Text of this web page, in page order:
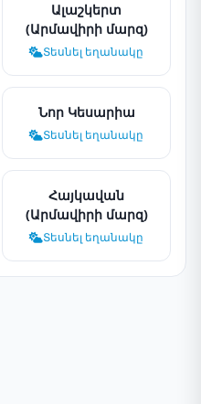
Ալաշկերտ
(Արմավիրի մարզ)
Տեսնել եղանակը
Նոր Կեսարիա
Տեսնել եղանակը
Հայկավան
(Արմավիրի մարզ)
Տեսնել եղանակը